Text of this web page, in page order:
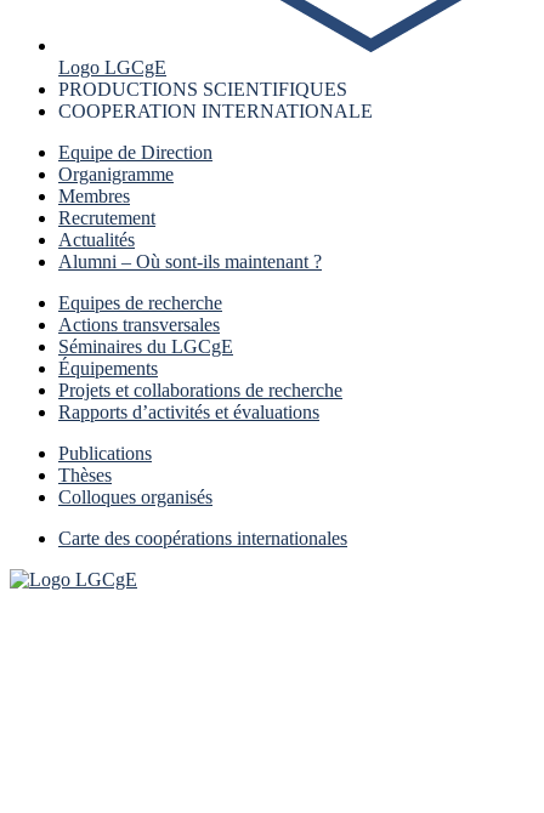
Logo LGCgE
PRODUCTIONS SCIENTIFIQUES
COOPERATION INTERNATIONALE
Equipe de Direction
Organigramme
Membres
Recrutement
Actualités
Alumni – Où sont-ils maintenant ?
Equipes de recherche
Actions transversales
Séminaires du LGCgE
Équipements
Projets et collaborations de recherche
Rapports d’activités et évaluations
Publications
Thèses
Colloques organisés
Carte des coopérations internationales